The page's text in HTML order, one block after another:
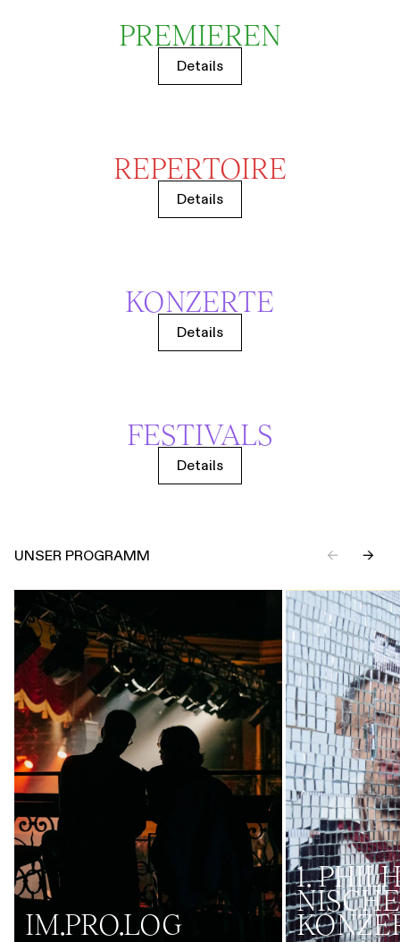
PREMIEREN
Details
REPERTOIRE
Details
KONZERTE
Details
FESTIVALS
Details
UNSER PROGRAMM ← →
IM.PRO.LOG
1.